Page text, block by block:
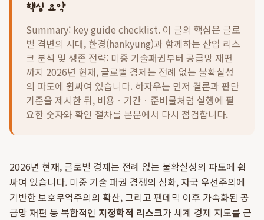
핵심 요약
Summary: key guide checklist. 이 글의 핵심은 글로
벌 격변의 시대, 한경(hankyung)과 함께하는 산업 리스
크 분석 및 생존 전략: 미중 기술패권부터 공급망 재편
까지 2026년 현재, 글로벌 경제는 전례 없는 불확실성
의 파도에 휩싸여 있습니다. 하자우는 먼저 결론과 판단
기준을 제시한 뒤, 비용ㆍ기간ㆍ준비물처럼 실행에 필
요한 숫자와 확인 절차를 본문에서 다시 점검합니다.
2026년 현재, 글로벌 경제는 전례 없는 불확실성의 파도에 휩
싸여 있습니다. 미중 기술 패권 경쟁의 심화, 자국 우선주의에
기반한 보호무역주의의 확산, 그리고 팬데믹 이후 가속화된 공
급망 재편 등 복합적인 지정학적 리스크가 세계 경제 지도를 근